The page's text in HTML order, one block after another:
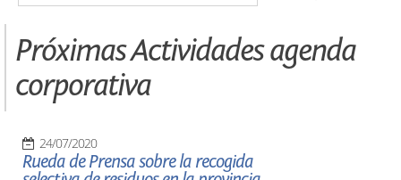
Próximas Actividades agenda
corporativa
24/07/2020
Rueda de Prensa sobre la recogida